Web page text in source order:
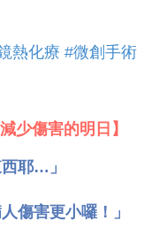
熱化療 #微創手術
少傷害的明日】
耶…」
傷害更小囉！」